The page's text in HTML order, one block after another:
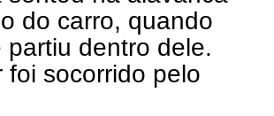
do carro, quando
partiu dentro dele.
foi socorrido pelo